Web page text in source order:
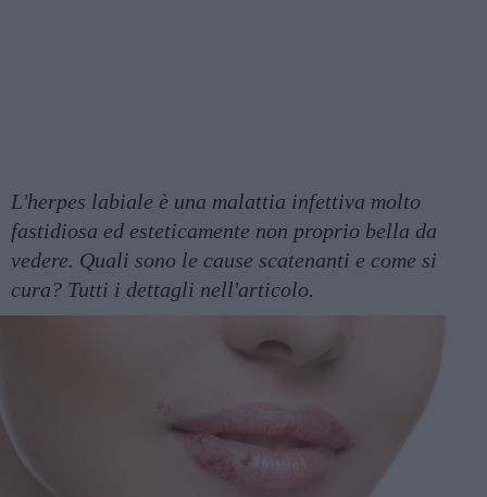
L'herpes labiale è una malattia infettiva molto
fastidiosa ed esteticamente non proprio bella da
vedere. Quali sono le cause scatenanti e come si
cura? Tutti i dettagli nell'articolo.